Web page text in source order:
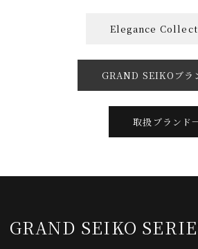
Elegance
GRAND SEIKOブラ
取扱ブランド
GRAND SEIKO